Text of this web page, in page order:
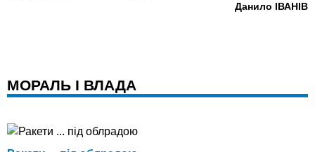
Данило ІВАНІВ
МОРАЛЬ І ВЛАДА